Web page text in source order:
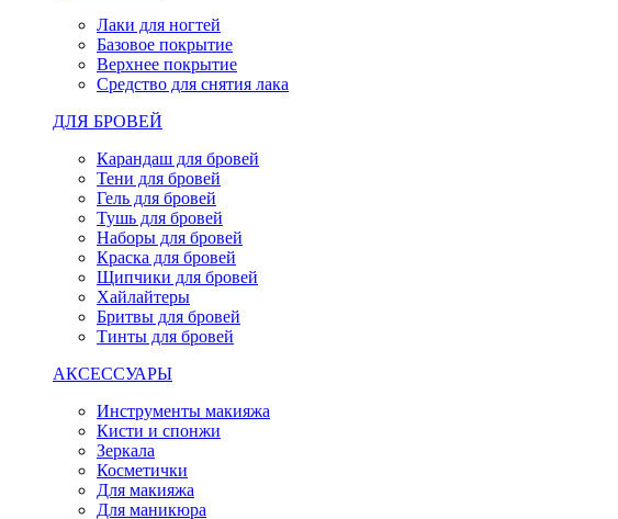
Лаки для ногтей
Базовое покрытие
Верхнее покрытие
Средство для снятия лака
ДЛЯ БРОВЕЙ
Карандаш для бровей
Тени для бровей
Гель для бровей
Тушь для бровей
Наборы для бровей
Краска для бровей
Щипчики для бровей
Хайлайтеры
Бритвы для бровей
Тинты для бровей
АКСЕССУАРЫ
Инструменты макияжа
Кисти и спонжи
Зеркала
Косметички
Для макияжа
Для маникюра